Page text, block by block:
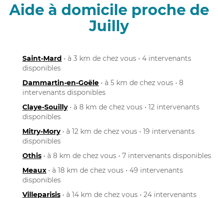
Aide à domicile proche de
Juilly
Saint-Mard • à 3 km de chez vous • 4 intervenants
disponibles
Dammartin-en-Goële • à 5 km de chez vous • 8
intervenants disponibles
Claye-Souilly• à 8 km de chez vous • 12 intervenants
disponibles
Mitry-Mory• à 12 km de chez vous • 19 intervenants
disponibles
Othis • à 8 km de chez vous • 7 intervenants disponibles
Meaux • à 18 km de chez vous • 49 intervenants
disponibles
Villeparisis • à 14 km de chez vous • 24 intervenants